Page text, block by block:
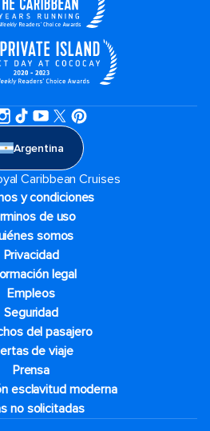
Argentina
Caribbean Cruises
y condiciones
de uso
somos
Privacidad
legal
Empleos
Seguridad
del pasajero
de viaje
Prensa
esclavitud moderna
no solicitadas